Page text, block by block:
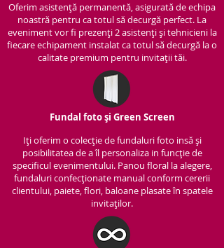
Oferim asistență permanentă, asigurată de echipa
noastră pentru ca totul să decurgă perfect. La
eveniment vor fi prezenți 2 asistenți și tehnicieni la
fiecare echipament instalat ca totul să decurgă la o
calitate premium pentru invitații tăi.
Fundal foto și Green Screen
Iți oferim o colecție de fundaluri foto insă și
posibilitatea de a îl personaliza in funcție de
specificul evenimentului. Panou floral la alegere,
fundaluri confecționate manual conform cererii
clientului, paiete, flori, baloane plasate în spatele
invitaților.